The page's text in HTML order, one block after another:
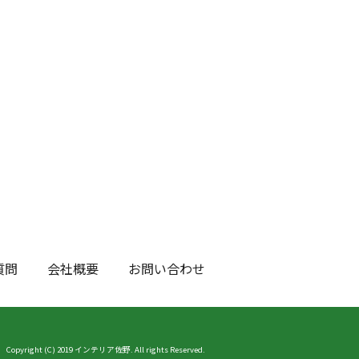
問 会社概要 お問い合わせ
Copyright (C) 2019 インテリア佐野. All rights Reserved.